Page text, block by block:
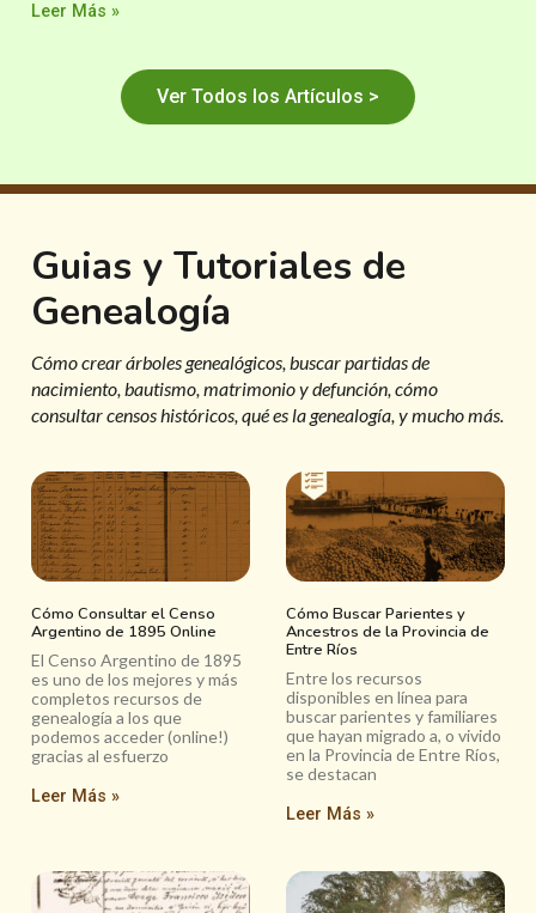
Leer Más »
Ver Todos los Artículos >
Guias y Tutoriales de
Genealogía
Cómo crear árboles genealógicos, buscar partidas de
nacimiento, bautismo, matrimonio y defunción, cómo
consultar censos históricos, qué es la genealogía, y mucho más.
Cómo Consultar el Censo
Argentino de 1895 Online
El Censo Argentino de 1895
es uno de los mejores y más
completos recursos de
genealogía a los que
podemos acceder (online!)
gracias al esfuerzo
Leer Más »
Cómo Buscar Parientes y
Ancestros de la Provincia de
Entre Ríos
Entre los recursos
disponibles en línea para
buscar parientes y familiares
que hayan migrado a, o vivido
en la Provincia de Entre Ríos,
se destacan
Leer Más »